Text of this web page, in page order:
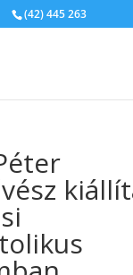
(42) 445 263